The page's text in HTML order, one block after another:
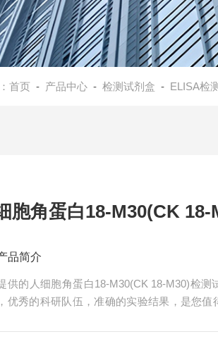
首页 - 产品中心- 检测试剂盒 - ELISA检
胞角蛋白18-M30(CK
品简介
供的人细胞角蛋白18-M30(CK 18-M30)检
优秀的科研队伍，准确的实验结果，是您